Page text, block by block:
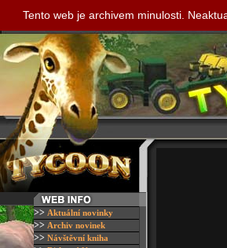
Tento web je archivem minulosti.
>> Aktuální novinky
>> Archiv novinek
>> Návštěvní kniha